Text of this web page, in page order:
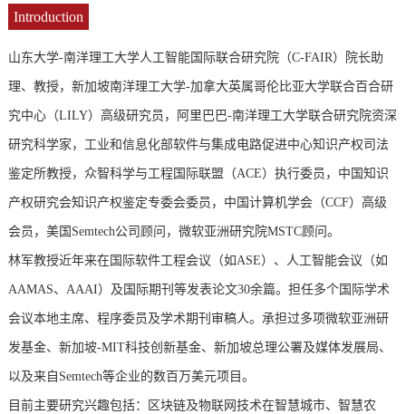
Introduction
山东大学-南洋理工大学人工智能国际联合研究院（C-FAIR）院长助
理、教授，新加坡南洋理工大学-加拿大英属哥伦比亚大学联合百合研
究中心（LILY）高级研究员，阿里巴巴-南洋理工大学联合研究院资深
研究科学家，工业和信息化部软件与集成电路促进中心知识产权司法
鉴定所教授，众智科学与工程国际联盟（ACE）执行委员，中国知识
产权研究会知识产权鉴定专委会委员，中国计算机学会（CCF）高级
会员，美国Semtech公司顾问，微软亚洲研究院MSTC顾问。
林军教授近年来在国际软件工程会议（如ASE）、人工智能会议（如
AAMAS、AAAI）及国际期刊等发表论文30余篇。担任多个国际学术
会议本地主席、程序委员及学术期刊审稿人。承担过多项微软亚洲研
发基金、新加坡-MIT科技创新基金、新加坡总理公署及媒体发展局、
以及来自Semtech等企业的数百万美元项目。
目前主要研究兴趣包括：区块链及物联网技术在智慧城市、智慧农